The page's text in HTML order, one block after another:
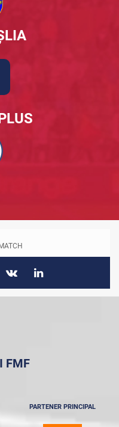
FMF
PARTENER PRINCIPAL